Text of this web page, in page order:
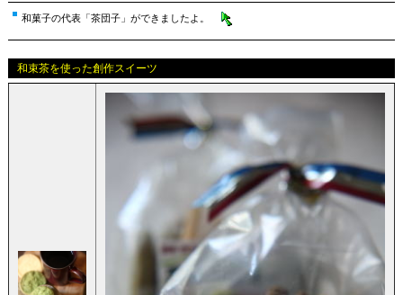
和菓子の代表「茶団子」ができましたよ。
和束茶を使った創作スイーツ